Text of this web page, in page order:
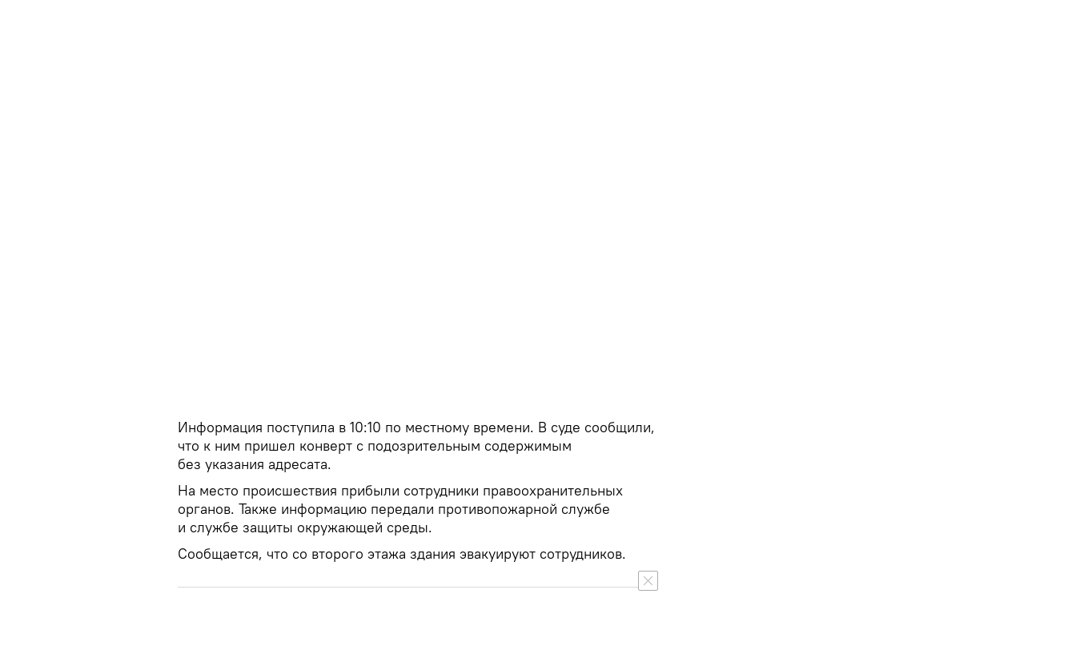
Информация поступила в 10:10 по местному времени. В суде сообщили,
что к ним пришел конверт с подозрительным содержимым
без указания адресата.
На место происшествия прибыли сотрудники правоохранительных
органов. Также информацию передали противопожарной службе
и службе защиты окружающей среды.
Сообщается, что со второго этажа здания эвакуируют сотрудников.